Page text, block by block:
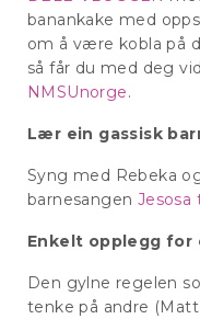
banankake med
om å være kobla på
så får du med deg
NMSUnorge.
Lær ein gassisk
Syng med Rebeka
barnesangen Jesosa
Enkelt opplegg for
Den gylne regelen
tenke på andre (Matt